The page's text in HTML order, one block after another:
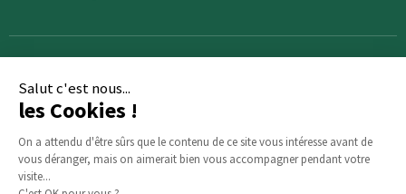
Salut c'est nous...
les Cookies !
On a attendu d'être sûrs que le contenu de ce site vous intéresse avant de
vous déranger, mais on aimerait bien vous accompagner pendant votre
visite...